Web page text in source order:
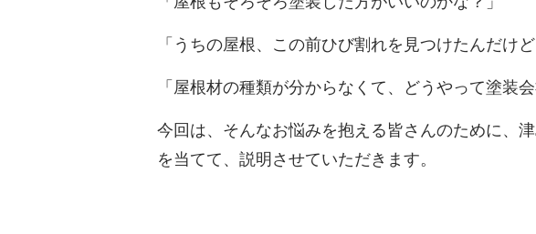
「うちの屋根、この前ひび割れを見つけたんだけ
「屋根材の種類が分からなくて、どうやって塗装
今回は、そんなお悩みを抱える皆さんのために、
を当てて、説明させていただきます。